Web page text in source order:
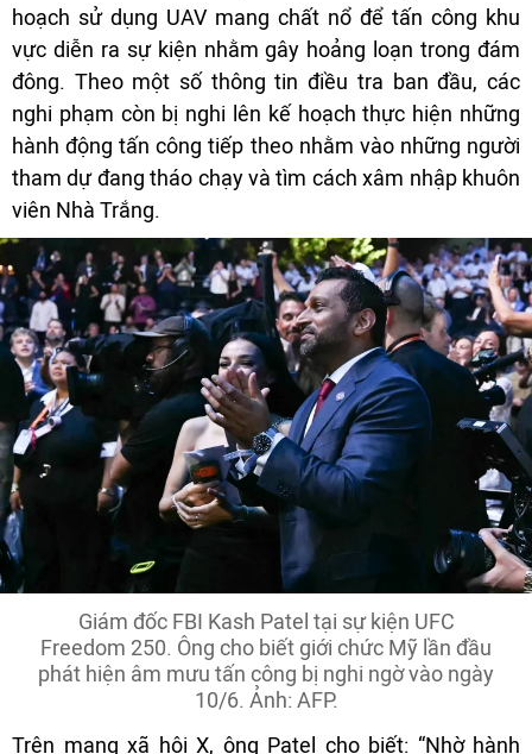
hoạch sử dụng UAV mang chất nổ để tấn công khu
vực diễn ra sự kiện nhằm gây hoảng loạn trong đám
đông. Theo một số thông tin điều tra ban đầu, các
nghi phạm còn bị nghi lên kế hoạch thực hiện những
hành động tấn công tiếp theo nhằm vào những người
tham dự đang tháo chạy và tìm cách xâm nhập khuôn
viên Nhà Trắng.
Giám đốc FBI Kash Patel tại sự kiện UFC
Freedom 250. Ông cho biết giới chức Mỹ lần đầu
phát hiện âm mưu tấn công bị nghi ngờ vào ngày
10/6. Ảnh: AFP.
Trên mạng xã hội X, ông Patel cho biết: “Nhờ hành